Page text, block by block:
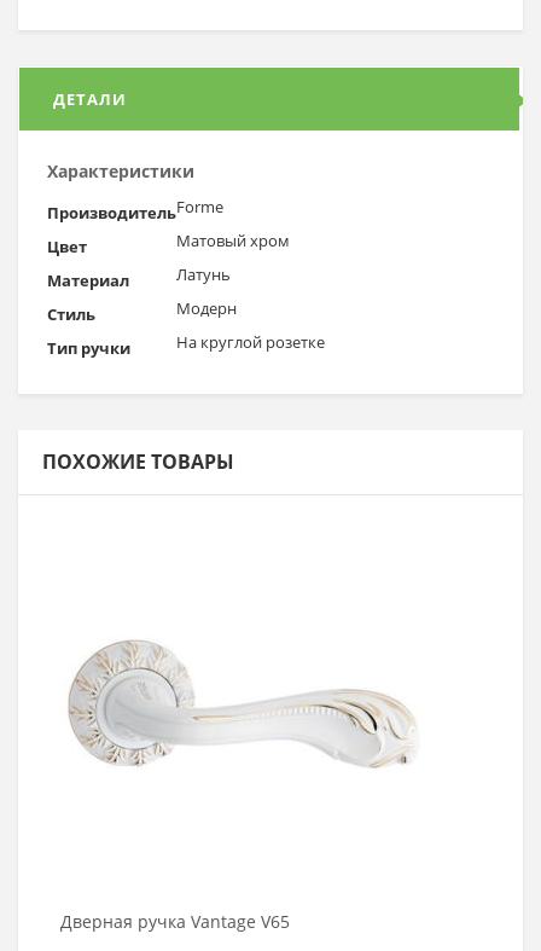
ДЕТАЛИ
Характеристики
ПроизводительForme
Цвет
Матовый хром
Материал
Латунь
Стиль
Модерн
Тип ручки
На круглой розетке
ПОХОЖИЕ ТОВАРЫ
Дверная ручка Vantage V65